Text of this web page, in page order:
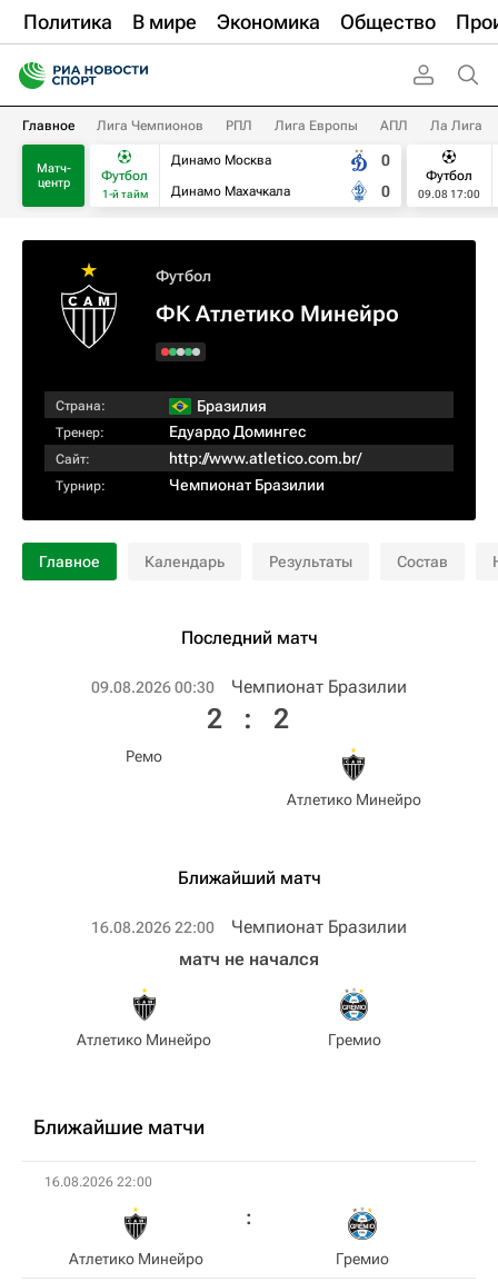
Политика В мире Экономика Общество
Главное Лига Чемпионов РПЛ Лига Европы АПЛ Ла Лига
Матч-
центр
Футбол
1-й тайм
Динамо Москва
Динамо Махачкала
0
0
Футбол
09.08 17:00
Футбол
ФК Атлетико Минейро
Страна: Бразилия
Тренер: Едуардо Домингес
Сайт: http://www.atletico.com.br/
Турнир: Чемпионат Бразилии
Главное Календарь Результаты Состав
Последний матч
09.08.2026 00:30 Чемпионат Бразилии
Ремо
2 : 2
Атлетико Минейро
Ближайший матч
16.08.2026 22:00 Чемпионат Бразилии
Атлетико Минейро
матч не начался
Гремио
Ближайшие матчи
16.08.2026 22:00
Атлетико Минейро Гремио